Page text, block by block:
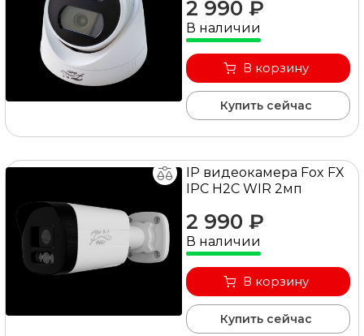
2 990 ₽
В наличии
В корзину
Купить сейчас
IP видеокамера Fox FX
IPC H2C WIR 2мп
2 990 ₽
В наличии
В корзину
Купить сейчас